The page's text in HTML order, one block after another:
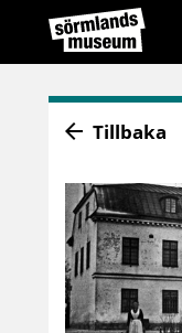
Tillbaka